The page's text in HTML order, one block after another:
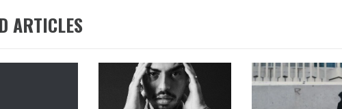
ARTICLES